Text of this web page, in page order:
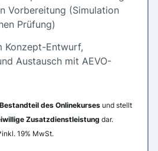
Vorbereitung (Simulation
Prüfung)
Konzept-Entwurf,
Austausch mit AEVO-
des Onlinekursesund stellt
Zusatzdienstleistung dar.
19% MwSt.